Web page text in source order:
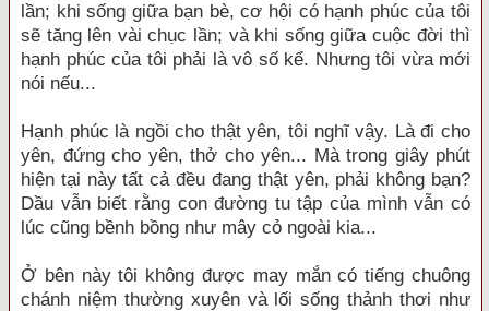
lần; khi sống giữa bạn bè, cơ hội có hạnh phúc của tôi
sẽ tăng lên vài chục lần; và khi sống giữa cuộc đời thì
hạnh phúc của tôi phải là vô số kể. Nhưng tôi vừa mới
nói nếu...
Hạnh phúc là ngồi cho thật yên, tôi nghĩ vậy. Là đi cho
yên, đứng cho yên, thở cho yên... Mà trong giây phút
hiện tại này tất cả đều đang thật yên, phải không bạn?
Dầu vẫn biết rằng con đường tu tập của mình vẫn có
lúc cũng bềnh bồng như mây cỏ ngoài kia...
Ở bên này tôi không được may mắn có tiếng chuông
chánh niệm thường xuyên và lối sống thảnh thơi như